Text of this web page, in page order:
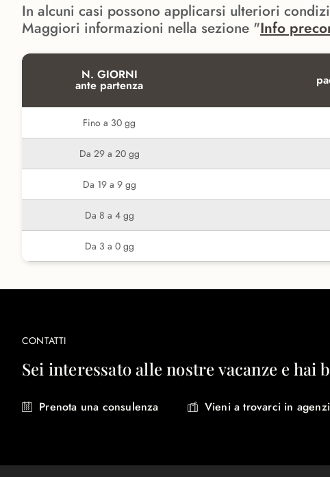
In alcuni casi possono applicarsi ulteriori
Maggiori informazioni nella sezione "Info
N. GIORNI
ante partenza
Fino a 30 gg
Da 29 a 20 gg
Da 19 a 9 gg
Da 8 a 4 gg
Da 3 a 0 gg
CONTATTI
Sei interessato alle nostre vacanze e hai
Prenota una consulenza Vieni a trovarci in